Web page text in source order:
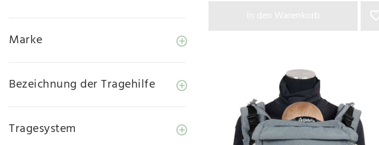
Marke
Bezeichnung der Tragehilfe
Tragesystem